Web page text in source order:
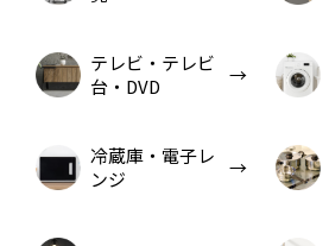
テレビ・テレビ
台・DVD
冷蔵庫・電子レ
ンジ